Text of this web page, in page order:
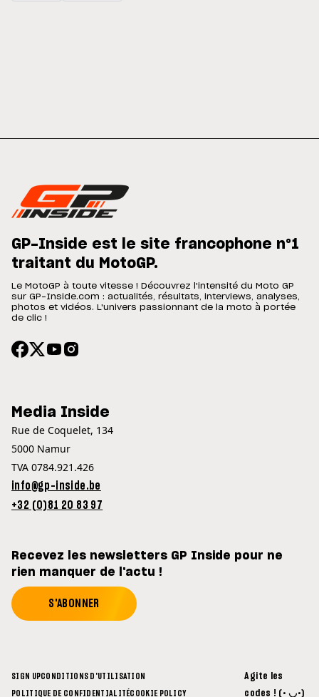
GP-Inside est le site francophone n°1
traitant du MotoGP.
Le MotoGP à toute vitesse ! Découvrez l'intensité du Moto GP
sur GP-Inside.com : actualités, résultats, interviews, analyses,
photos et vidéos. L'univers passionnant de la moto à portée
de clic !
Media Inside
Rue de Coquelet, 134
5000 Namur
TVA 0784.921.426
info@gp-inside.be
+32 (0)81 20 83 97
Recevez les newsletters GP Inside pour ne
rien manquer de l'actu !
S'ABONNER
SIGN UPCONDITIONS D'UTILISATION
POLITIQUE DE CONFIDENTIALITÉCOOKIE POLICY
Agite les
codes ! (• ◡•)